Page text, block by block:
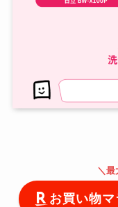
＼ 最
お買い物